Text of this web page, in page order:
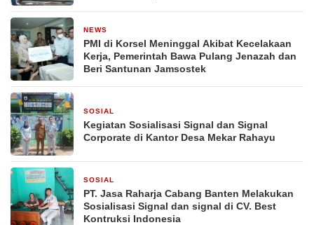
NEWS
PMI di Korsel Meninggal Akibat Kecelakaan
Kerja, Pemerintah Bawa Pulang Jenazah dan
Beri Santunan Jamsostek
SOSIAL
Kegiatan Sosialisasi Signal dan Signal
Corporate di Kantor Desa Mekar Rahayu
SOSIAL
PT. Jasa Raharja Cabang Banten Melakukan
Sosialisasi Signal dan signal di CV. Best
Kontruksi Indonesia